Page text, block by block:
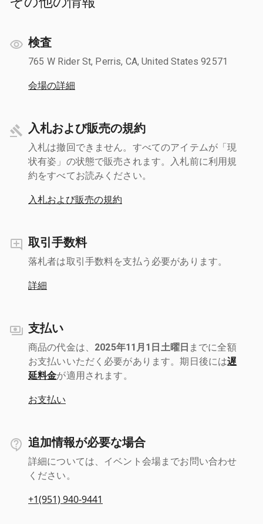
検査
765 W Rider St, Perris, CA, United States 92571
会場の詳細
入札および販売の規約
入札は撤回できません。すべてのアイテムが「現
状有姿」の状態で販売されます。入札前に利用規
約をすべてお読みください。
入札および販売の規約
取引手数料
落札者は取引手数料を支払う必要があります。
詳細
支払い
商品の代金は、 2025年11月1日土曜日 までに全額
お支払いいただく必要があります。期日後には遅
延料金が適用されます。
お支払い
追加情報が必要な場合
詳細については、イベント会場までお問い合わせ
ください。
+1(951) 940-9441